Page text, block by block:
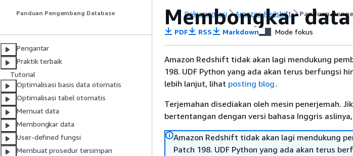
Panduan Pengembang Database
Pengantar
Praktik terbaik
Tutorial
Optimalisasi basis data otomatis
Optimalisasi tabel otomatis
Memuat data
Membongkar data
User-defined fungsi
Membuat prosedur tersimpan
Dokumentasi Amazon Redshift Panduan
Membongkar
PDF RSS Markdown Mode fokus
Amazon Redshift tidak akan lagi mendukung
198. UDF Python yang ada akan terus berfungsi
lebih lanjut, lihat posting blog .
Terjemahan disediakan oleh mesin penerjemah.
bertentangan dengan versi bahasa Inggris
Amazon Redshift tidak akan lagi mendukung
Patch 198. UDF Python yang ada akan terus